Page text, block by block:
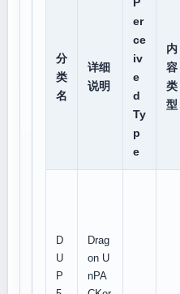
分
类
名
详细
说明
er
ce
iv
e
d
Ty
p
e
内
容
类
型
D
U
P
Drag
on U
nPA